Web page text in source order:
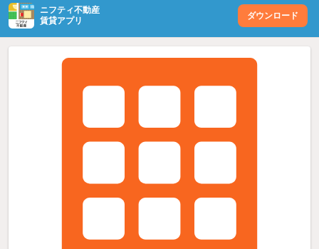
ニフティ不動産
賃貸アプリ
ダウンロード